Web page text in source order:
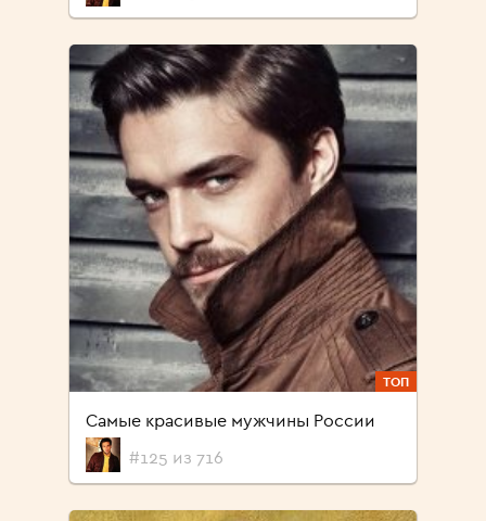
ТОП
Самые красивые мужчины России
#125 из 716